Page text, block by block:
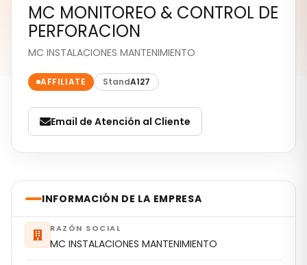
MC MONITOREO & CONTROL DE
PERFORACION
MC INSTALACIONES MANTENIMIENTO
AFFILIATE StandA127
Email de Atención al Cliente
INFORMACIÓN DE LA EMPRESA
RAZÓN SOCIAL
MC INSTALACIONES MANTENIMIENTO